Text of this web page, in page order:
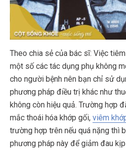
Theo chia sẻ của bác sĩ: Việc
một số các tác dụng phụ không
cho người bệnh nên bạn chỉ sử
phương pháp điều trị khác như
không còn hiệu quả. Trường hợp
mắc thoái hóa khớp gối, viêm
trường hợp trên nếu quá nặng thì
phương pháp này để giảm đau